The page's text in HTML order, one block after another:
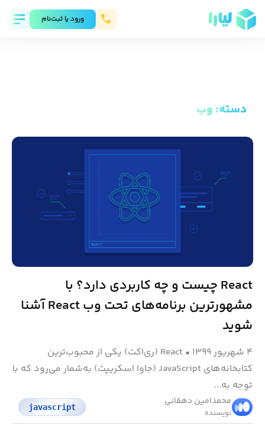
ورود يا ثبت‌نام
دسته:وب
React چیست و چه کاربردی دارد؟ با
مشهورترین برنامه‌های تحت وب React آشنا
شوید
۴ شهریور ۱۳۹۹ •
React (ری‌اکت) یکی از محبوب‌ترین
کتابخانه‌های JavaScript (جاوا اسکریپت) به‌شمار می‌رود که با
توجه به...
محمد‌امین دهقانی
نویسنده
javascript